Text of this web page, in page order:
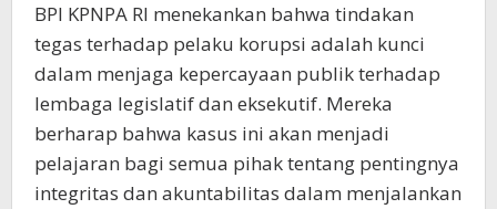
BPI KPNPA RI menekankan bahwa tindakan
tegas terhadap pelaku korupsi adalah kunci
dalam menjaga kepercayaan publik terhadap
lembaga legislatif dan eksekutif. Mereka
berharap bahwa kasus ini akan menjadi
pelajaran bagi semua pihak tentang pentingnya
integritas dan akuntabilitas dalam menjalankan